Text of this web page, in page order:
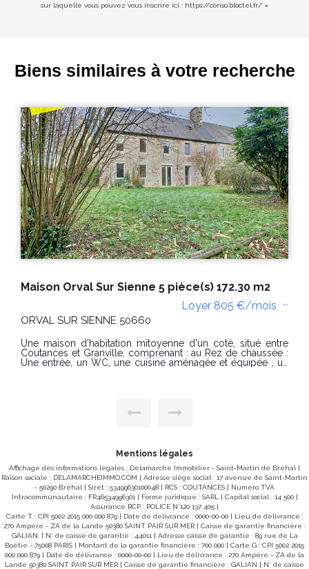
sur laquelle vous pouvez vous inscrire ici : https://conso.bloctel.fr/ »
Biens similaires à votre recherche
Maison Orval Sur Sienne 5 pièce(s) 172.30 m2
Loyer 805 €/mois
**
ORVAL SUR SIENNE 50660
Une maison d'habitation mitoyenne d'un coté, situé entre
Coutances et Granville, comprenant : au Rez de chaussée :
Une entrée, un WC, une cuisine aménagée et équipée , un
cour est commune aux trois logements. Chauffage au sol
estimé des dépenses annuelles d'énergie pour un usage
standard entre 2920€ et 3980 € par an (prix moyens des
énergies indexés au 01/01/2021) Loyer: 805€ Dépôt de
Garantie: 805€ Honoraires charges locataires : 644 euros
dont 80.50€ euros d'état des lieux « Les informations sur
les risques auxquels ce bien est exposé sont disponibles
sur le site Géorisques : www.georisques.gouv.fr »
Mentions légales
Affichage des informations légales : Delamarche Immobilier - Saint-Martin de Bréhal |
Raison sociale : DELAMARCHEIMMO.COM | Adresse siège social : 17 avenue de Saint-Martin
- 50290 Bréhal | Siret : 53499630100048 | RCS : COUTANCES | Numero TVA
Intracommunautaire : FR46534996301 | Forme juridique : SARL | Capital social : 14 500 |
Assurance RCP : POLICE N°120 137 405 |
Carte T : CPI 5002 2015 000 000 879 | Date de délivrance : 0000-00-00 | Lieu de délivrance :
270 Ampère - ZA de la Lande 50380 SAINT PAIR SUR MER | Caisse de garantie financière :
GALIAN. | N° de caisse de garantie : 44011 | Adresse caisse de garantie : 89 rue de La
Boëtie - 75008 PARIS | Montant de la garantie financière : 700 000 | Carte G : CPI 5002 2015
000 000 879 | Date de délivrance : 0000-00-00 | Lieu de délivrance : 270 Ampère - ZA de la
Lande 50380 SAINT PAIR SUR MER | Caisse de garantie financière : GALIAN | N° de caisse